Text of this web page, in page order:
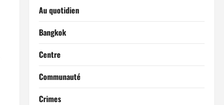
Au quotidien
Bangkok
Centre
Communauté
Crimes